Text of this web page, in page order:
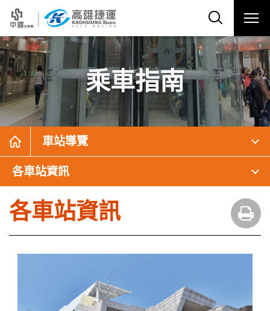
乘車指南
車站導覽
各車站資訊
各車站資訊